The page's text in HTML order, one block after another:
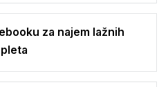
za najem lažnih